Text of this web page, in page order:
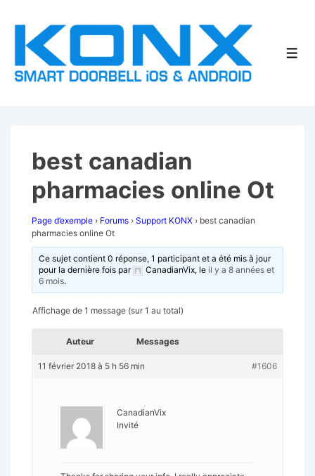
passer
contenu
best canadian
pharmacies online Ot
Page d’exemple › Forums › Support KONX › best canadian
pharmacies online Ot
Ce sujet contient 0 réponse, 1 participant et a été mis à jour
pour la dernière fois par
CanadianVix, leil y a 8 années et
6 mois.
Affichage de 1 message (sur 1 au total)
Auteur Messages
11 février 2018 à 5 h 56 min #1606
CanadianVix
Invité